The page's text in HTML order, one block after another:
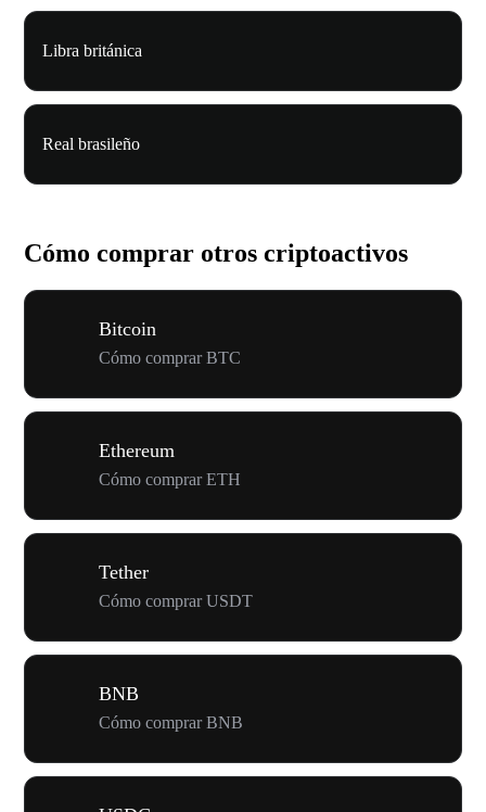
Libra británica
Real brasileño
Cómo comprar otros criptoactivos
Bitcoin
Cómo comprar BTC
Ethereum
Cómo comprar ETH
Tether
Cómo comprar USDT
BNB
Cómo comprar BNB